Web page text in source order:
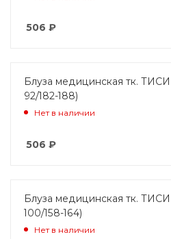
506 ₽
Блуза медицинская тк.
92/182-188)
Нет в наличии
506 ₽
Блуза медицинская тк.
100/158-164)
Нет в наличии